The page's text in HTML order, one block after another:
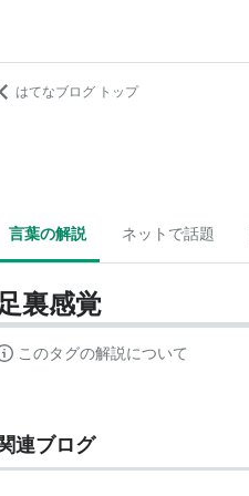
はてなブログ トップ
言葉の解説 ネットで話題
裏感覚
このタグの解説について
連ブログ